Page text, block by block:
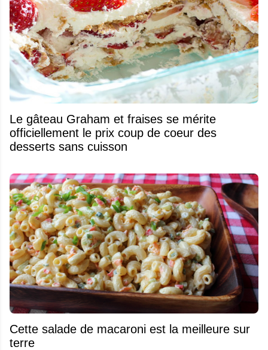
Le gâteau Graham et fraises se mérite
officiellement le prix coup de coeur des
desserts sans cuisson
Cette salade de macaroni est la meilleure sur
terre